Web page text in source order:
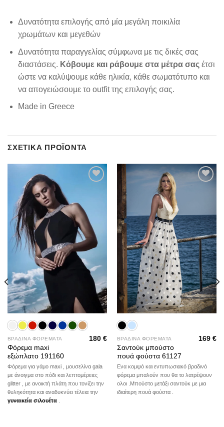
Δυνατότητα επιλογής από μία μεγάλη ποικιλία
χρωμάτων και μεγεθών
Δυνατότητα παραγγελίας σύμφωνα με τις δικές σας
διαστάσεις. Κόβουμε και ράβουμε στα μέτρα σας έτσι
ώστε να καλύψουμε κάθε ηλικία, κάθε σωματότυπο και
να απογειώσουμε το outfit της επιλογής σας.
Made in Greece
ΣΧΕΤΙΚΆ ΠΡΟΪΌΝΤΑ
ΒΡΑΔΙΝΑ ΦΟΡΕΜΑΤΑ
Φόρεμα maxi
εξώπλατο 191160
180€
Φόρεμα για γάμο maxi , μουσελίνα gala
με άνοιγμα στο πόδι και λεπτομέρειες
glitter , με ανοικτή πλάτη που τονίζει την
θυληκότητα και αναδυκνύει τέλεια την
γυναικεία σιλουέτα.
ΒΡΑΔΙΝΑ ΦΟΡΕΜΑΤΑ
Σαντούκ μπούστο
πουά φούστα 61127
169€
Ενα κομψό και εντυπωσιακό βραδινό
φόρεμα μπαλούν που θα το λατρέψουν
ολοι .Μπούστο μετάξι σαντούκ με μια
ιδιαίτερη πουά φούστα .